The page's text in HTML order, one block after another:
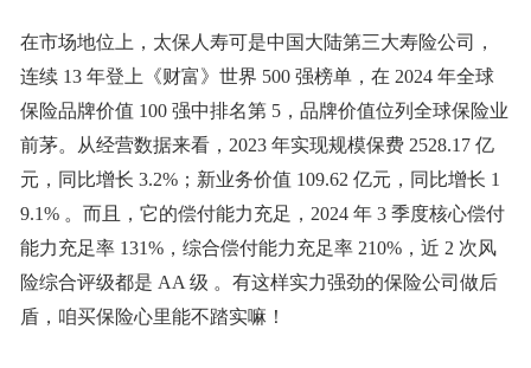
在市场地位上，太保人寿可是中国大陆第三大寿险公司，
连续 13 年登上《财富》世界 500 强榜单，在 2024 年全球
保险品牌价值 100 强中排名第 5， 品牌价值位列全球保险业
前茅。从经营数据来看， 2023 年实现规模保费 2528.17 亿
元，同比增长 3.2%；新业务价值 109.62 亿元，同比增长 1
9.1% 。而且，它的偿付能力充足，2024 年 3 季度核心偿付
能力充足率 131%，综合偿付能力充足率 210%，近 2 次风
险综合评级都是 AA 级 。有这样实力强劲的保险公司做后
盾，咱买保险心里能不踏实嘛！